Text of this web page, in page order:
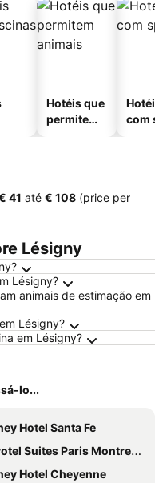
Hotéis que
permitem
com
41 até ‎€ 108 (price per
Lésigny
Lésigny?
animais de estimação em
Lésigny?
em Lésigny?
lo...
Hotel Santa Fe
Suites Paris Montreuil Vincennes
Hotel Cheyenne